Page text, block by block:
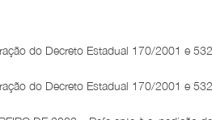
do Decreto Estadual 170/2001 e
do Decreto Estadual 170/2001 e